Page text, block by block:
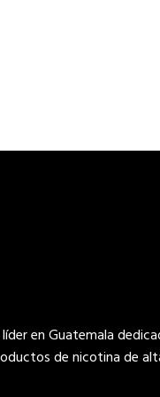
en Guatemala
de nicotina de